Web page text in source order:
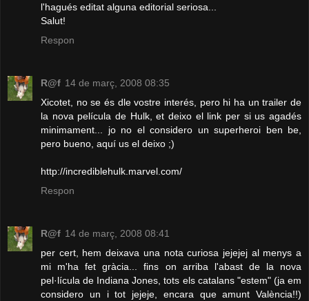
l'hagués editat alguna editorial seriosa...
Salut!
Respon
R@f 14 de març, 2008 08:35
Xicotet, no se és dle vostre interés, pero hi ha un trailer de
la nova película de Hulk, et deixo el link per si us agadés
minimament... jo no el considero un superheroi ben be,
pero bueno, aquí us el deixo ;)
http://incrediblehulk.marvel.com/
Respon
R@f 14 de març, 2008 08:41
per cert, hem deixava una nota curiosa jejejej al menys a
mi m'ha fet gràcia... fins on arriba l'abast de la nova
pel·lícula de Indiana Jones, tots els catalans "estem" (ja em
considero un i tot jejeje, encara que amunt València!!)